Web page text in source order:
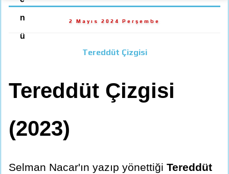
n
ü
2 Mayıs 2024 Perşembe
Tereddüt Çizgisi
Tereddüt Çizgisi
(2023)
Selman Nacar'ın yazıp yönettiği Tereddüt